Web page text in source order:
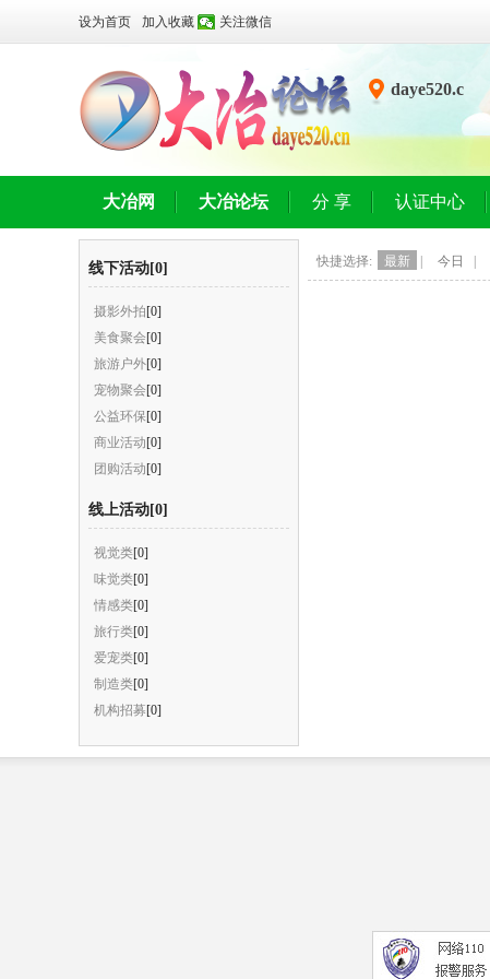
设为首页 加入收藏 关注微信
daye520.c
大冶网 大冶论坛 分 享 认证中心
线下活动[0]
摄影外拍[0]
美食聚会[0]
旅游户外[0]
宠物聚会[0]
公益环保[0]
商业活动[0]
团购活动[0]
线上活动[0]
视觉类[0]
味觉类[0]
情感类[0]
旅行类[0]
爱宠类[0]
制造类[0]
机构招募[0]
快捷选择: 最新 今日